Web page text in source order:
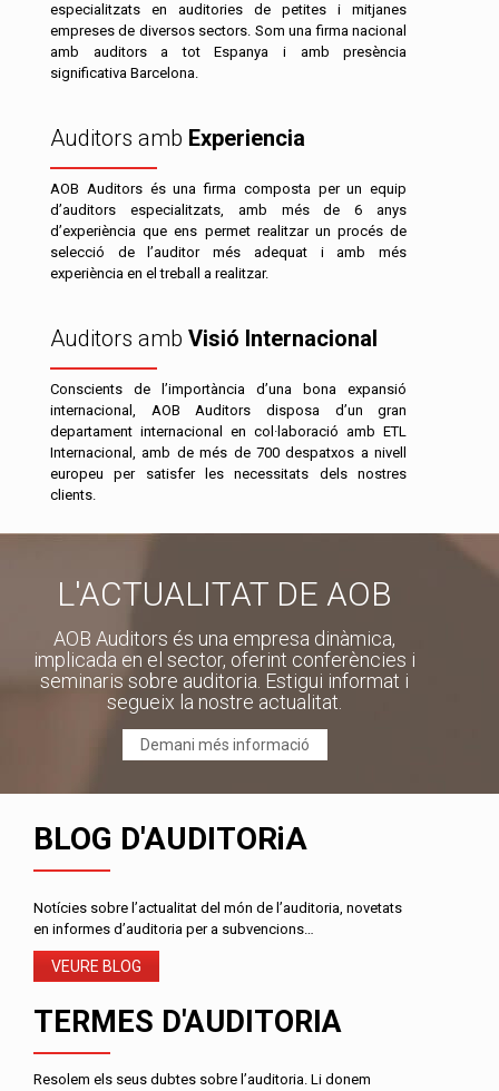
especialitzats en auditories de petites i mitjanes
empreses de diversos sectors. Som una firma nacional
amb auditors a tot Espanya i amb presència
significativa Barcelona.
Auditors amb Experiencia
AOB Auditors és una firma composta per un equip
d’auditors especialitzats, amb més de 6 anys
d’experiència que ens permet realitzar un procés de
selecció de l’auditor més adequat i amb més
experiència en el treball a realitzar.
Auditors amb Visió Internacional
Conscients de l’importància d’una bona expansió
internacional, AOB Auditors disposa d’un gran
departament internacional en col·laboració amb ETL
Internacional, amb de més de 700 despatxos a nivell
europeu per satisfer les necessitats dels nostres
clients.
L'ACTUALITAT DE AOB
AOB Auditors és una empresa dinàmica,
implicada en el sector, oferint conferències i
seminaris sobre auditoria. Estigui informat i
segueix la nostre actualitat.
Demani més informació
BLOG D'AUDITORiA
Notícies sobre l’actualitat del món de l’auditoria, novetats
en informes d’auditoria per a subvencions…
VEURE BLOG
TERMES D'AUDITORIA
Resolem els seus dubtes sobre l’auditoria. Li donem